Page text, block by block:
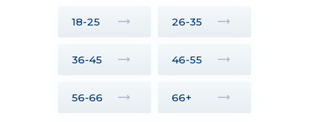
18-25 26-35
36-45 46-55
56-66 66+